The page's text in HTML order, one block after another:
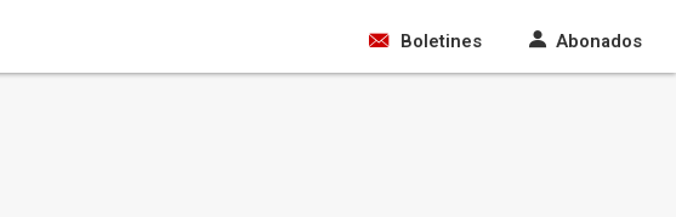
Boletines Abonados